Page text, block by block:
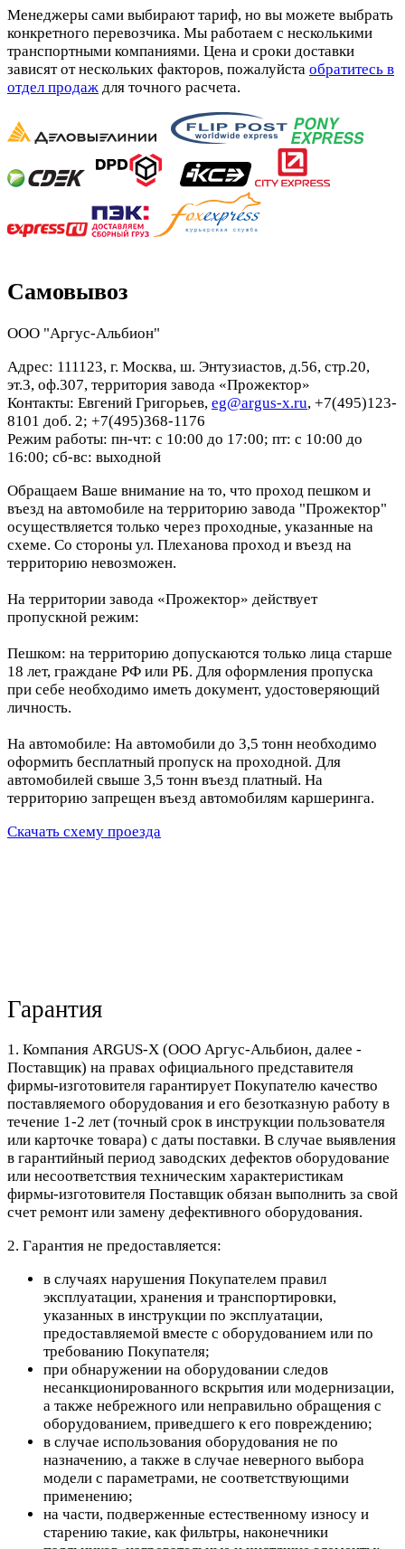
Менеджеры сами выбирают тариф, но вы можете выбрать
конкретного перевозчика. Мы работаем с несколькими
транспортными компаниями. Цена и сроки доставки
зависят от нескольких факторов, пожалуйста обратитесь в
отдел продаж для точного расчета.
Самовывоз
ООО "Аргус-Альбион"
Адрес: 111123, г. Москва, ш. Энтузиастов, д.56, стр.20,
эт.3, оф.307, территория завода «Прожектор»
Контакты: Евгений Григорьев, eg@argus-x.ru, +7(495)123-
8101 доб. 2; +7(495)368-1176
Режим работы: пн-чт: с 10:00 до 17:00; пт: с 10:00 до
16:00; сб-вс: выходной
Обращаем Ваше внимание на то, что проход пешком и
въезд на автомобиле на территорию завода "Прожектор"
осуществляется только через проходные, указанные на
схеме. Со стороны ул. Плеханова проход и въезд на
территорию невозможен.
На территории завода «Прожектор» действует
пропускной режим:
Пешком: на территорию допускаются только лица старше
18 лет, граждане РФ или РБ. Для оформления пропуска
при себе необходимо иметь документ, удостоверяющий
личность.
На автомобиле: На автомобили до 3,5 тонн необходимо
оформить бесплатный пропуск на проходной. Для
автомобилей свыше 3,5 тонн въезд платный. На
территорию запрещен въезд автомобилям каршеринга.
Скачать схему проезда
Гарантия
1. Компания ARGUS-X (ООО Аргус-Альбион, далее -
Поставщик) на правах официального представителя
фирмы-изготовителя гарантирует Покупателю качество
поставляемого оборудования и его безотказную работу в
течение 1-2 лет (точный срок в инструкции пользователя
или карточке товара) с даты поставки. В случае выявления
в гарантийный период заводских дефектов оборудование
или несоответствия техническим характеристикам
фирмы-изготовителя Поставщик обязан выполнить за свой
счет ремонт или замену дефективного оборудования.
2. Гарантия не предоставляется:
в случаях нарушения Покупателем правил
эксплуатации, хранения и транспортировки,
указанных в инструкции по эксплуатации,
предоставляемой вместе с оборудованием или по
требованию Покупателя;
при обнаружении на оборудовании следов
несанкционированного вскрытия или модернизации,
а также небрежного или неправильно обращения с
оборудованием, приведшего к его повреждению;
в случае использования оборудования не по
назначению, а также в случае неверного выбора
модели с параметрами, не соответствующими
применению;
на части, подверженные естественному износу и
старению такие, как фильтры, наконечники